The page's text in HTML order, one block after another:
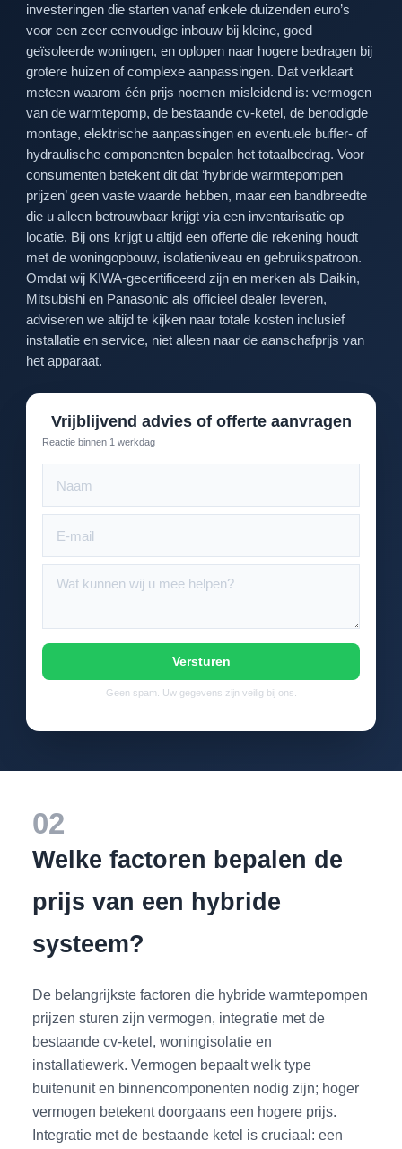
investeringen die starten vanaf enkele duizenden euro’s
voor een zeer eenvoudige inbouw bij kleine, goed
geïsoleerde woningen, en oplopen naar hogere bedragen bij
grotere huizen of complexe aanpassingen. Dat verklaart
meteen waarom één prijs noemen misleidend is: vermogen
van de warmtepomp, de bestaande cv-ketel, de benodigde
montage, elektrische aanpassingen en eventuele buffer- of
hydraulische componenten bepalen het totaalbedrag. Voor
consumenten betekent dit dat ‘hybride warmtepompen
prijzen’ geen vaste waarde hebben, maar een bandbreedte
die u alleen betrouwbaar krijgt via een inventarisatie op
locatie. Bij ons krijgt u altijd een offerte die rekening houdt
met de woningopbouw, isolatieniveau en gebruikspatroon.
Omdat wij KIWA-gecertificeerd zijn en merken als Daikin,
Mitsubishi en Panasonic als officieel dealer leveren,
adviseren we altijd te kijken naar totale kosten inclusief
installatie en service, niet alleen naar de aanschafprijs van
het apparaat.
Vrijblijvend advies of offerte aanvragen
Reactie binnen 1 werkdag
Versturen
Geen spam. Uw gegevens zijn veilig bij ons.
02
Welke factoren bepalen de
prijs van een hybride
systeem?
De belangrijkste factoren die hybride warmtepompen
prijzen sturen zijn vermogen, integratie met de
bestaande cv-ketel, woningisolatie en
installatiewerk. Vermogen bepaalt welk type
buitenunit en binnencomponenten nodig zijn; hoger
vermogen betekent doorgaans een hogere prijs.
Integratie met de bestaande ketel is cruciaal: een